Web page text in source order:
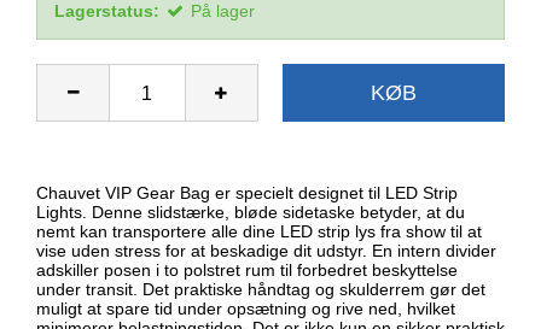
Lagerstatus: På lager
KØB
Chauvet VIP Gear Bag er specielt designet til LED Strip
Lights. Denne slidstærke, bløde sidetaske betyder, at du
nemt kan transportere alle dine LED strip lys fra show til at
vise uden stress for at beskadige dit udstyr. En intern divider
adskiller posen i to polstret rum til forbedret beskyttelse
under transit. Det praktiske håndtag og skulderrem gør det
muligt at spare tid under opsætning og rive ned, hvilket